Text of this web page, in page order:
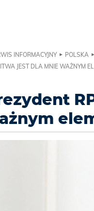
INFORMACYJNY POLSKA
JEST DLA MNIE WAŻNYM